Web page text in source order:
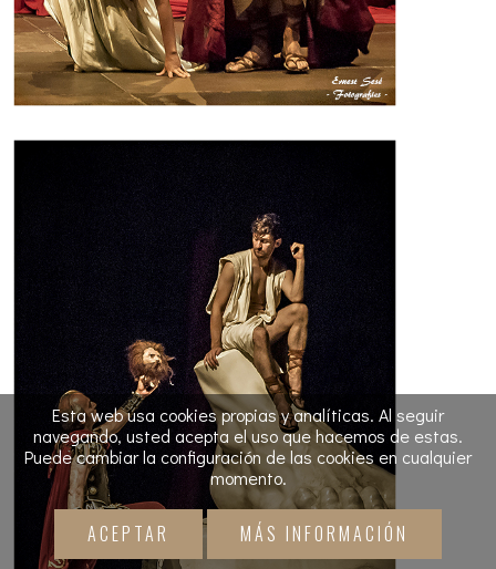
Esta web usa cookies propias y analíticas. Al seguir
navegando, usted acepta el uso que hacemos de estas.
Puede cambiar la configuración de las cookies en cualquier
momento.
ACEPTAR MÁS INFORMACIÓN